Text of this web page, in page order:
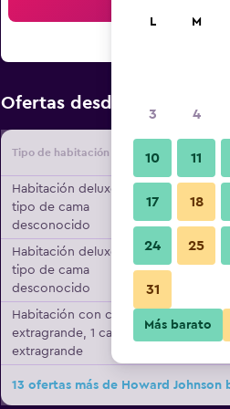
Ofertas desde Oferta
Tipo de habitación
Habitación deluxe,
tipo de cama
desconocido
Habitación deluxe,
tipo de cama
desconocido
Habitación con cama
extragrande, 1 cama
extragrande
13 ofertas más de Howard Johnson
L M
3 4
10 11
17 18
24 25
31
Más barato